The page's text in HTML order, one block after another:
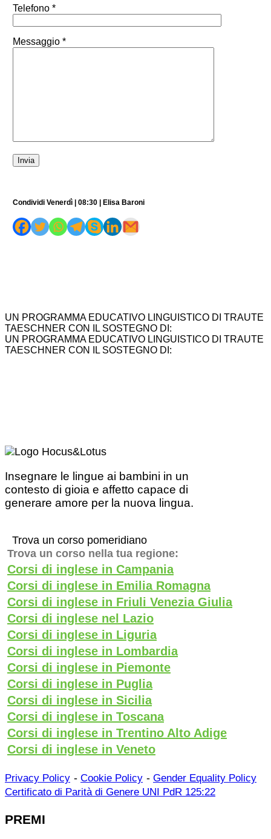
Telefono *
Messaggio *
Condividi Venerdì | 08:30 | Elisa Baroni
UN PROGRAMMA EDUCATIVO LINGUISTICO DI TRAUTE
TAESCHNER CON IL SOSTEGNO DI:
UN PROGRAMMA EDUCATIVO LINGUISTICO DI TRAUTE
TAESCHNER CON IL SOSTEGNO DI:
Insegnare le lingue ai bambini in un
contesto di gioia e affetto capace di
generare amore per la nuova lingua.
Trova un corso pomeridiano
Trova un corso nella tua regione:
Corsi di inglese in Campania
Corsi di inglese in Emilia Romagna
Corsi di inglese in Friuli Venezia Giulia
Corsi di inglese nel Lazio
Corsi di inglese in Liguria
Corsi di inglese in Lombardia
Corsi di inglese in Piemonte
Corsi di inglese in Puglia
Corsi di inglese in Sicilia
Corsi di inglese in Toscana
Corsi di inglese in Trentino Alto Adige
Corsi di inglese in Veneto
Privacy Policy - Cookie Policy - Gender Equality Policy
Certificato di Parità di Genere UNI PdR 125:22
PREMI